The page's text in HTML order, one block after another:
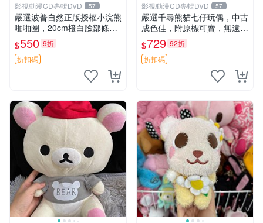
影視動漫CD專輯DVD 57
嚴選波普自然正版授權小浣熊
啪啪圈，20cm橙白臉部條紋
清晰，毛絨超萌贈品推薦。
小浣熊 波普 圈環
$550 9折
折扣碼
影視動漫CD專輯DVD 57
嚴選千尋熊貓七仔玩偶，中古
成色佳，附原標可賣，無遠方
一手送第二天即達 中古玩偶
熊貓七仔 千尋
$729 92折
折扣碼